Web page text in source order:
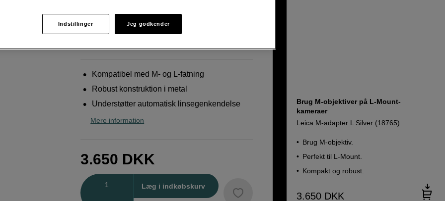
Kompatibel med M- og L-fatning
Robust konstruktion i metal
Understøtter automatisk linsegenkendelse
Mere information
3.650 DKK
Læg i indkøbskurv
Brug M-objektiver på L-Mount-
kameraer
Leica M-adapter L Silver (18765)
Brug M-objektiv.
Perfekt til L-Mount.
Kompakt og robust.
3.650 DKK
Indstillinger Jeg godkender